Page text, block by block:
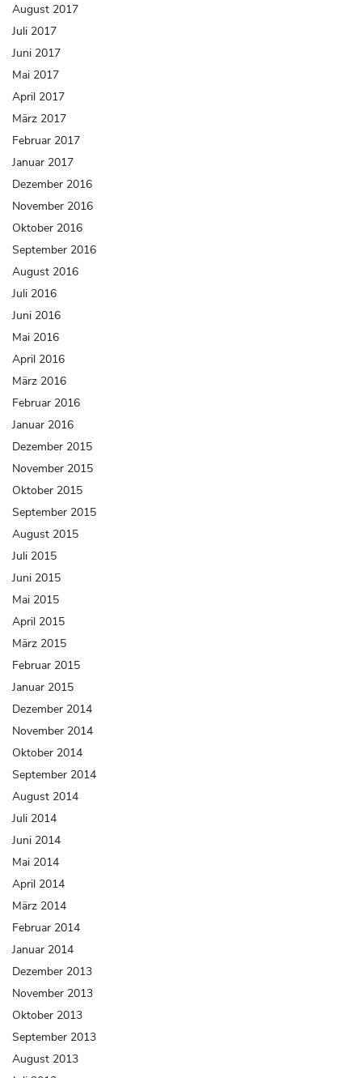
August 2017
Juli 2017
Juni 2017
Mai 2017
April 2017
März 2017
Februar 2017
Januar 2017
Dezember 2016
November 2016
Oktober 2016
September 2016
August 2016
Juli 2016
Juni 2016
Mai 2016
April 2016
März 2016
Februar 2016
Januar 2016
Dezember 2015
November 2015
Oktober 2015
September 2015
August 2015
Juli 2015
Juni 2015
Mai 2015
April 2015
März 2015
Februar 2015
Januar 2015
Dezember 2014
November 2014
Oktober 2014
September 2014
August 2014
Juli 2014
Juni 2014
Mai 2014
April 2014
März 2014
Februar 2014
Januar 2014
Dezember 2013
November 2013
Oktober 2013
September 2013
August 2013